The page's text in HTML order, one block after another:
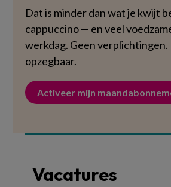
Dat is minder dan wat je kwijt
cappuccino — en veel
werkdag. Geen verplichtingen.
opzegbaar.
Activeer mijn
Vacatures